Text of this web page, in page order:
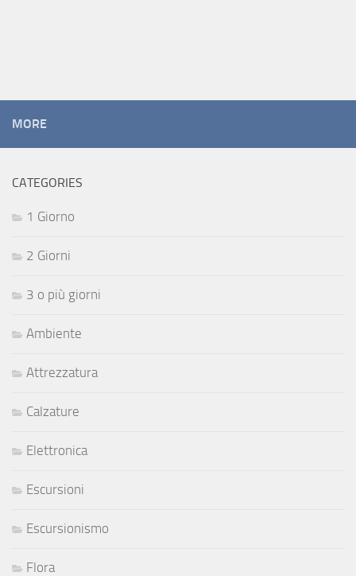
MORE
CATEGORIES
1 Giorno
2 Giorni
3 o più giorni
Ambiente
Attrezzatura
Calzature
Elettronica
Escursioni
Escursionismo
Flora